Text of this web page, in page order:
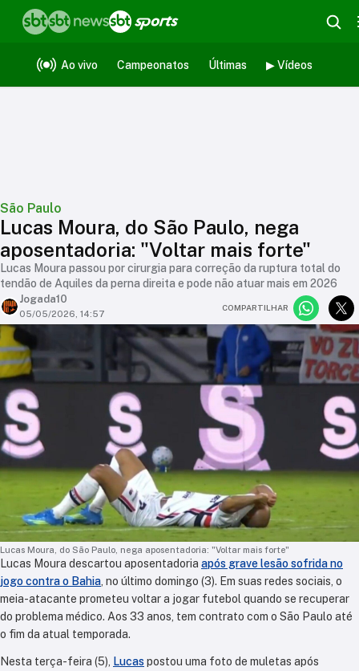
Ao vivo Campeonatos Últimas ▶ Vídeos
São Paulo
Lucas Moura, do São Paulo, nega
aposentadoria: "Voltar mais forte"
Lucas Moura passou por cirurgia para correção da ruptura total do
tendão de Aquiles da perna direita e pode não atuar mais em 2026
Jogada10
05/05/2026, 14:57
COMPARTILHAR
Lucas Moura, do São Paulo, nega aposentadoria: "Voltar mais forte"
Lucas Moura descartou aposentadoria após grave lesão sofrida no
jogo contra o Bahia , no último domingo (3). Em suas redes sociais, o
meia-atacante prometeu voltar a jogar futebol quando se recuperar
do problema médico. Aos 33 anos, tem contrato com o São Paulo até
o fim da atual temporada.
Nesta terça-feira (5), Lucas postou uma foto de muletas após